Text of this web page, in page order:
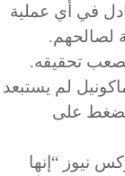
في أي عملية
لصالحهم.
لم يستبعد
الضغط على
نيوز “إنها